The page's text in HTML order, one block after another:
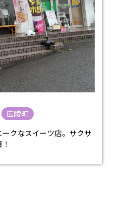
広陵町
クなスイーツ店。サクサ